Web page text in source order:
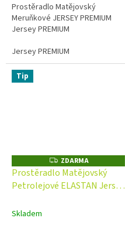
Prostěradlo Matějovský
Meruňkové JERSEY PREMIUM
Jersey PREMIUM
Jersey PREMIUM
Tip
Z
D
A
R
ZDARMA
Prostěradlo Matějovský
Petrolejové ELASTAN Jersey
Skladem